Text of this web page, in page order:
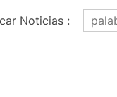
Noticias :